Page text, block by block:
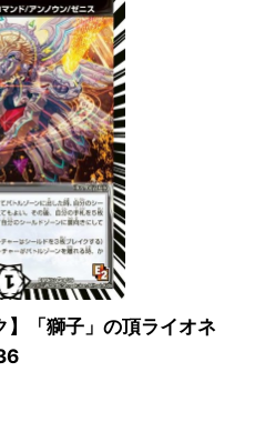
】「獅子」の頂ライオネ